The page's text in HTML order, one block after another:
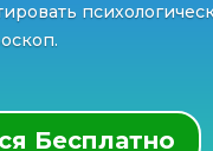
Бесплатно